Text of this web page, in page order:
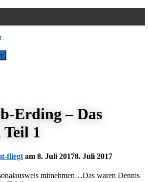
Erding – Das
1
fliegt am 8. Juli 20178. Juli 2017
mitnehmen…Das waren Dennis